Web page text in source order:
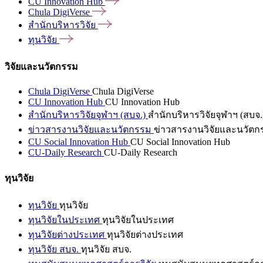
Chula DigiVerse
สำนักบริหารวิจัย
ทุนวิจัย
วิจัยและนวัตกรรม
Chula DigiVerse Chula DigiVerse
CU Innovation Hub CU Innovation Hub
สำนักบริหารวิจัยจุฬาฯ (สบจ.) สำนักบริหารวิจัยจุฬาฯ (สบจ
ข่าวสารงานวิจัยและนวัตกรรม ข่าวสารงานวิจัยและนวัตก
CU Social Innovation Hub CU Social Innovation Hub
CU-Daily Research CU-Daily Research
ทุนวิจัย
ทุนวิจัย ทุนวิจัย
ทุนวิจัยในประเทศ ทุนวิจัยในประเทศ
ทุนวิจัยต่างประเทศ ทุนวิจัยต่างประเทศ
ทุนวิจัย สบจ. ทุนวิจัย สบจ.